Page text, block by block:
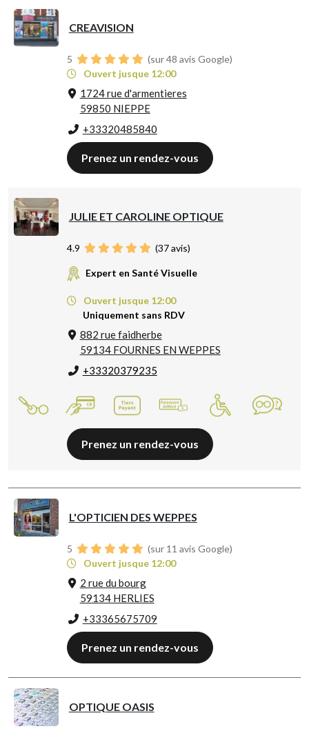
CREAVISION
5
(sur 48 avis Google)
Ouvert jusque 12:00
1724 rue d'armentieres
59850 NIEPPE
+33320485840
Prenez un rendez-vous
JULIE ET CAROLINE OPTIQUE
4.9 (37avis)
Expert en Santé Visuelle
Ouvert jusque 12:00
Uniquement sans RDV
882 rue faidherbe
59134 FOURNES EN WEPPES
+33320379235
Prenez un rendez-vous
L'OPTICIEN DES WEPPES
5
(sur 11 avis Google)
Ouvert jusque 12:00
2 rue du bourg
59134 HERLIES
+33365675709
Prenez un rendez-vous
OPTIQUE OASIS